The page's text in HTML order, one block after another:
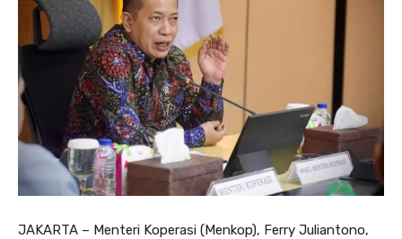
JAKARTA – Menteri Koperasi (Menkop), Ferry Juliantono,